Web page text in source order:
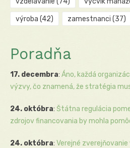
výroba (42) zamestnanci (37)
Poradňa
17. decembra: Áno, každá
výzvy, čo znamená, že stratégia
24. októbra: Štátna regulácia
zdrojov financovania by mohla
24. októbra: Verejné